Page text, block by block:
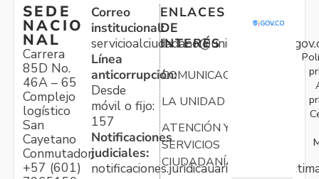
SEDE
NACIO
NAL
Carrera
85D No.
46A – 65
Complejo
logístico
San
Cayetano
Conmutador:
+57 (601)
Correo
institucional:
Línea
anticorrupción:
Desde
móvil o fijo:
157
Notificaciones
judiciales:
ENLACES
DE
INTERÉS
COMUNICACIONES
LA UNIDAD
ATENCIÓN Y
SERVICIOS
CIUDADANÍA